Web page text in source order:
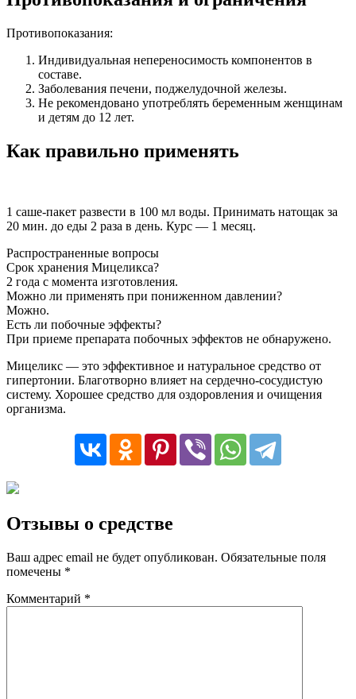
Противопоказания:
Индивидуальная непереносимость компонентов в
составе.
Заболевания печени, поджелудочной железы.
Не рекомендовано употреблять беременным женщинам
и детям до 12 лет.
Как правильно применять
1 саше-пакет развести в 100 мл воды. Принимать натощак за
20 мин. до еды 2 раза в день. Курс — 1 месяц.
Распространенные вопросы
Срок хранения Мицеликса?
2 года с момента изготовления.
Можно ли применять при пониженном давлении?
Можно.
Есть ли побочные эффекты?
При приеме препарата побочных эффектов не обнаружено.
Мицеликс — это эффективное и натуральное средство от
гипертонии. Благотворно влияет на сердечно-сосудистую
систему. Хорошее средство для оздоровления и очищения
организма.
Отзывы о средстве
Ваш адрес email не будет опубликован. Обязательные поля
помечены *
Комментарий *